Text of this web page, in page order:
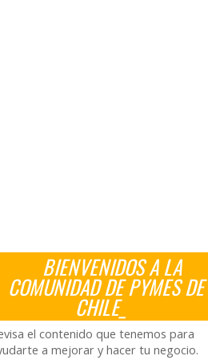
BIENVENIDOS A LA
COMUNIDAD DE PYMES DE
CHILE_
el contenido que tenemos para
a mejorar y hacer tu negocio.